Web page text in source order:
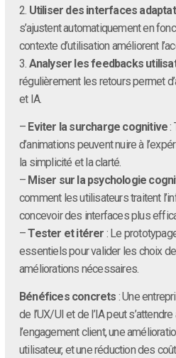
2. Utiliser des interfaces
s’ajustent automatiquement en
contexte d’utilisation améliorent
3. Analyser les feedbacks
régulièrement les retours permet
et IA.
– Eviter la surcharge cognitive:
d’animations peuvent nuire à
la simplicité et la clarté.
– Miser sur la psychologie
comment les utilisateurs traitent
concevoir des interfaces plus
–Tester et itérer : Le
essentiels pour valider les choix
améliorations nécessaires.
Bénéfices concrets : Une
de l’UX/UI et de l’IA peut
l’engagement client, une
utilisateur, et une réduction des